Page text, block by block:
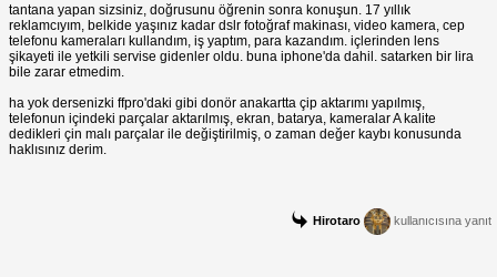
tantana yapan sizsiniz, doğrusunu öğrenin sonra konuşun. 17 yıllık
reklamcıyım, belkide yaşınız kadar dslr fotoğraf makinası, video kamera, cep
telefonu kameraları kullandım, iş yaptım, para kazandım. içlerinden lens
şikayeti ile yetkili servise gidenler oldu. buna iphone'da dahil. satarken bir lira
bile zarar etmedim.
ha yok dersenizki ffpro'daki gibi donör anakartta çip aktarımı yapılmış,
telefonun içindeki parçalar aktarılmış, ekran, batarya, kameralar A kalite
dedikleri çin malı parçalar ile değiştirilmiş, o zaman değer kaybı konusunda
haklısınız derim.
Hirotaro kullanıcısına yanıt